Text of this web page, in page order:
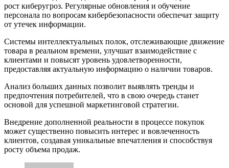
рост киберугроз. Регулярные обновления и обучение
персонала по вопросам кибербезопасности обеспечат защиту
от утечек информации.
Системы интеллектуальных полок, отслеживающие движение
товара в реальном времени, улучшат взаимодействие с
клиентами и повысят уровень удовлетворенности,
предоставляя актуальную информацию о наличии товаров.
Анализ больших данных позволит выявлять тренды и
предпочтения потребителей, что в свою очередь станет
основой для успешной маркетинговой стратегии.
Внедрение дополненной реальности в процессе покупок
может существенно повысить интерес и вовлеченность
клиентов, создавая уникальные впечатления и способствуя
росту объема продаж.